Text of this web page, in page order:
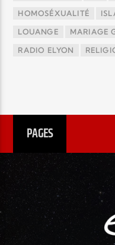
HOMOSÉXUALITÉ
LOUANGE MARIAGE
RADIO ELYON
PAGES